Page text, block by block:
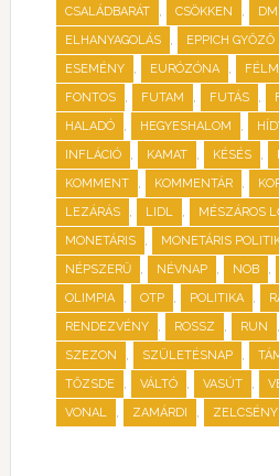
CSALÁDBARÁT , CSÖKKEN , DM
ELHANYAGOLÁS , EPPICH GYŐZŐ
ESEMÉNY , EURÓZÓNA ,
FONTOS , FUTAM , FUTÁS ,
HALADÓ , HEGYESHALOM ,
INFLÁCIÓ , KAMAT , KÉSÉS ,
KOMMENT , KOMMENTÁR ,
LEZÁRÁS , LIDL , MÉSZÁROS
MONETÁRIS , MONETÁRIS
NÉPSZERŰ , NÉVNAP , NOB ,
OLIMPIA , OTP , POLITIKA ,
RENDEZVÉNY , ROSSZ , RUN ,
SZEZON , SZÜLETÉSNAP ,
TŐZSDE , VÁLTÓ , VASÚT ,
VONAL , ZAMÁRDI ,